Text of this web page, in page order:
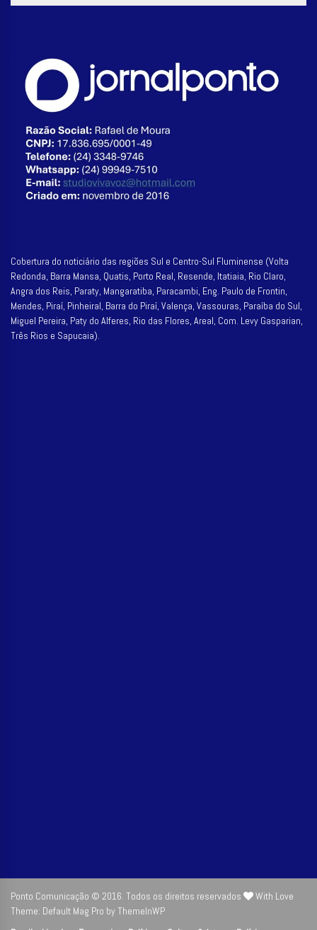
Cobertura do noticiário das regiões Sul e Centro-Sul Fluminense (Volta
Redonda, Barra Mansa, Quatis, Porto Real, Resende, Itatiaia, Rio Claro,
Angra dos Reis, Paraty, Mangaratiba, Paracambi, Eng. Paulo de Frontin,
Mendes, Piraí, Pinheiral, Barra do Piraí, Valença, Vassouras, Paraíba do Sul,
Miguel Pereira, Paty do Alferes, Rio das Flores, Areal, Com. Levy Gasparian,
Três Rios e Sapucaia).
Ponto Comunicação © 2016. Todos os direitos reservados
With Love
Theme: Default Mag Pro by ThemeInWP